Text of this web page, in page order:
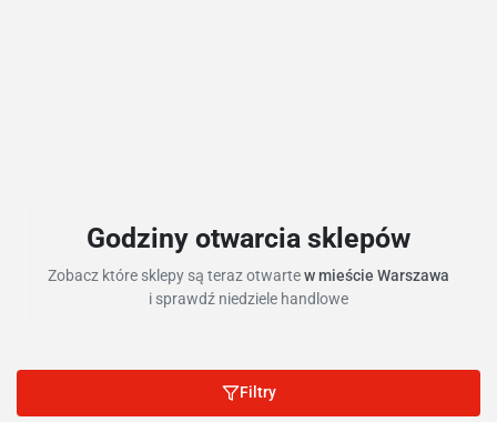
Godziny otwarcia sklepów
Zobacz które sklepy są teraz otwartew mieście Warszawa
i sprawdź niedziele handlowe
Filtry